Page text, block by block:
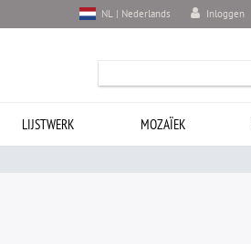
Inloggen
NL | Nederlands
LIJSTWERK MOZAÏEK